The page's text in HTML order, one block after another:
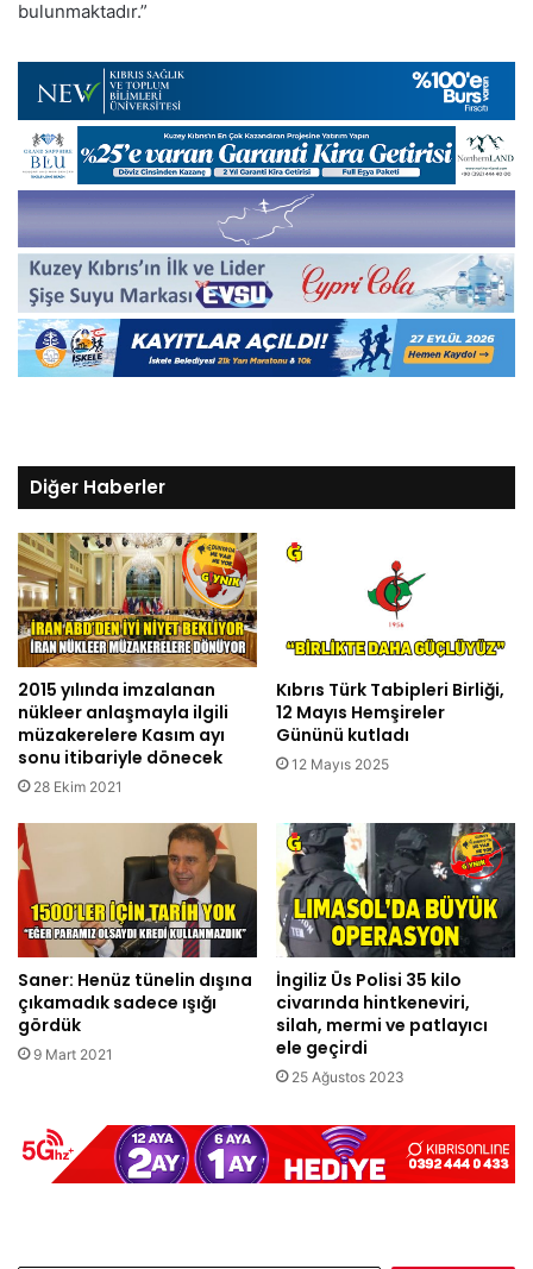
bulunmaktadır.”
Diğer Haberler
2015 yılında imzalanan
nükleer anlaşmayla ilgili
müzakerelere Kasım ayı
sonu itibariyle dönecek
28 Ekim 2021
Kıbrıs Türk Tabipleri Birliği,
12 Mayıs Hemşireler
Gününü kutladı
12 Mayıs 2025
Saner: Henüz tünelin dışına
çıkamadık sadece ışığı
gördük
9 Mart 2021
İngiliz Üs Polisi 35 kilo
civarında hintkeneviri,
silah, mermi ve patlayıcı
ele geçirdi
25 Ağustos 2023